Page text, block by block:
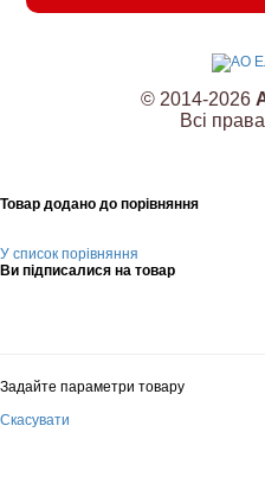
© 2014-2026
Всі
Товар додано до порівняння
У список порівняння
Ви підписалися на товар
Задайте параметри товару
Скасувати